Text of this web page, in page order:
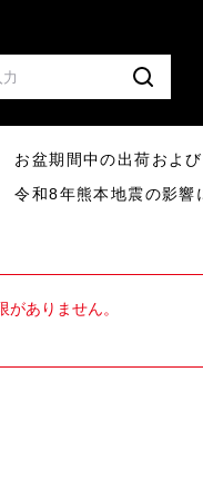
盆期間中の出荷および
和8年熊本地震の影響
ありません。